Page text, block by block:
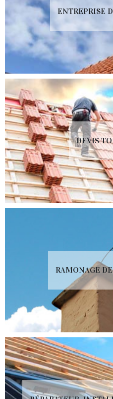
ENTREPRISE
DEVIS
RAMONAGE